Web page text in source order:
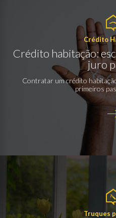
Crédito
Crédito habitação:
juro
Contratar um crédito
primeiros
Truques